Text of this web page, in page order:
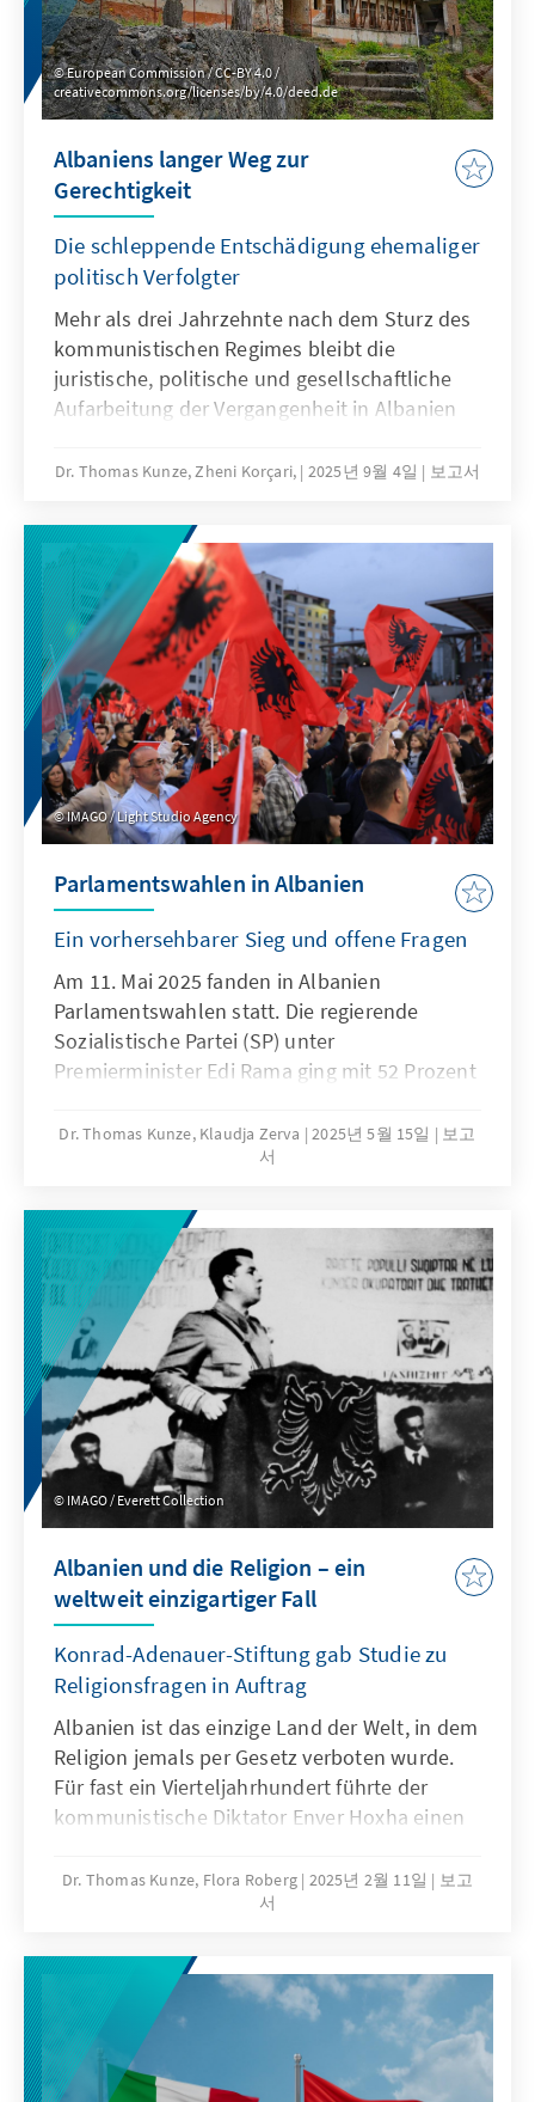
European Commission / CC-BY 4.0 /
creativecommons.org/licenses/by/4.0/deed.de
Albaniens langer Weg zur
Gerechtigkeit
Die schleppende Entschädigung ehemaliger
politisch Verfolgter
Mehr als drei Jahrzehnte nach dem Sturz des
kommunistischen Regimes bleibt die
juristische, politische und gesellschaftliche
Aufarbeitung der Vergangenheit in Albanien
zeigt sich dies im Entschädigungsprozess für
Familien. Trotz früher gesetzgeberischer
Initiativen ist der Weg zur materiellen
Wiedergutmachung von strukturellen
Defiziten, finanziellen Engpässen und einem
nur begrenzt vorhandenen politischen Willen
geprägt. Die Entschädigung dieser Opfer ist
nicht nur ein Gebot historischer Gerechtigkeit,
sondern auch ein Lackmustest für die
demokratische Reife Albaniens auf dem Weg
in die Europäische Union.
Dr. Thomas Kunze, Zheni Korçari, 2025년 9월 4일 보고서
IMAGO / Light Studio Agency
Parlamentswahlen in Albanien
Ein vorhersehbarer Sieg und offene Fragen
Am 11. Mai 2025 fanden in Albanien
Parlamentswahlen statt. Die regierende
Sozialistische Partei (SP) unter
Premierminister Edi Rama ging mit 52 Prozent
und gewann damit zum vierten Mal in Folge
die Wahlen. Eine absolute Mehrheit konnte sie
Parlament wird sie nun 83 der 140 Sitze
stellen. Die konservative Demokratische
Partei (DP) unter Sali Berisha vereinte im
Rahmen der „Allianz für ein großartiges
Albanien“ 34 Prozent der Stimmen auf sich
und erlangte damit 50 der Mandate. Ferner
schafften vier kleinere Parteien den Einzug ins
Parlament. Erstmals konnten auch Albaner,
die im Ausland leben, an der Parlamentswahl
teilnehmen. Oppositionsführer Berisha will
das Wahlergebnis nicht akzeptieren. Er
Stimmenkaufs und der Nutzung staatlicher
Ressourcen und ruft seine Anhänger zu
Protesten auf.
Dr. Thomas Kunze, Klaudja Zerva 2025년 5월 15일
보고
서
IMAGO / Everett Collection
Albanien und die Religion – ein
weltweit einzigartiger Fall
Konrad-Adenauer-Stiftung gab Studie zu
Religionsfragen in Auftrag
Albanien ist das einzige Land der Welt, in dem
Religion jemals per Gesetz verboten wurde.
Für fast ein Vierteljahrhundert führte der
kommunistische Diktator Enver Hoxha einen
wurden religiöse Institutionen geschlossen,
die Ausübung religiöser Riten verboten sowie
als Verbrechen gegen den Staat betrachtet.
Letzteres wurde eigens in einen Artikel des
Strafgesetzbuches aufgenommen, der ein
Strafmaß von drei bis zehn Jahren Gefängnis
vorsah.
Dr. Thomas Kunze, Flora Roberg 2025년 2월 11일
보고
서